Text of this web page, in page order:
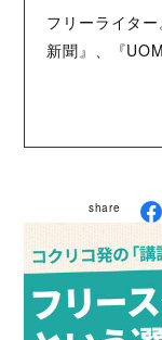
で発信。SNSの
書：『すっぴ
https://
フリーライタ
新聞』、『
住。２人の男
share